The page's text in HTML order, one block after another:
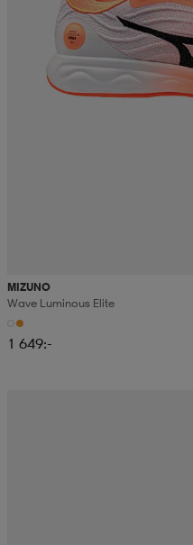
MIZUNO
Wave Luminous Elite
1 649:-